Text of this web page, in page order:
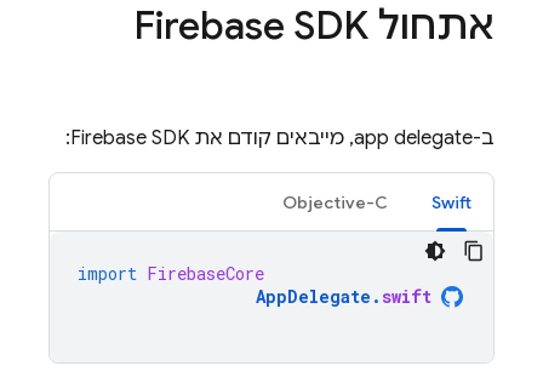
אתחול Firebase SDK
ב-app delegate, מייבאים קודם את Firebase SDK:
Swift
Objective-C
import FirebaseCore
AppDelegate . swift